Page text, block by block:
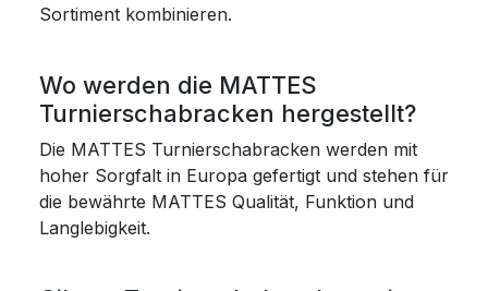
Sortiment kombinieren.
Wo werden die MATTES
Turnierschabracken hergestellt?
Die MATTES Turnierschabracken werden mit
hoher Sorgfalt in Europa gefertigt und stehen für
die bewährte MATTES Qualität, Funktion und
Langlebigkeit.